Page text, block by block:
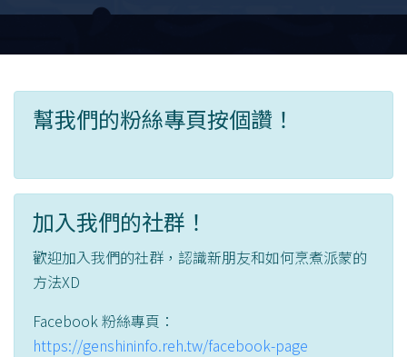
幫我們的粉絲專頁按個讚！
加入我們的社群！
歡迎加入我們的社群，認識新朋友和如何烹煮派蒙的
方法XD
Facebook 粉絲專頁：
https://genshininfo.reh.tw/facebook-page